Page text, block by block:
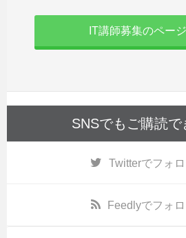
IT講師募集のペー
SNSでもご購読で
Twitterでフォ
Feedlyでフォ